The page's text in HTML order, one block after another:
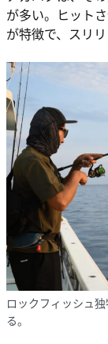
が多い。ヒット
が特徴で、スリ
ロックフィッシュ
る。